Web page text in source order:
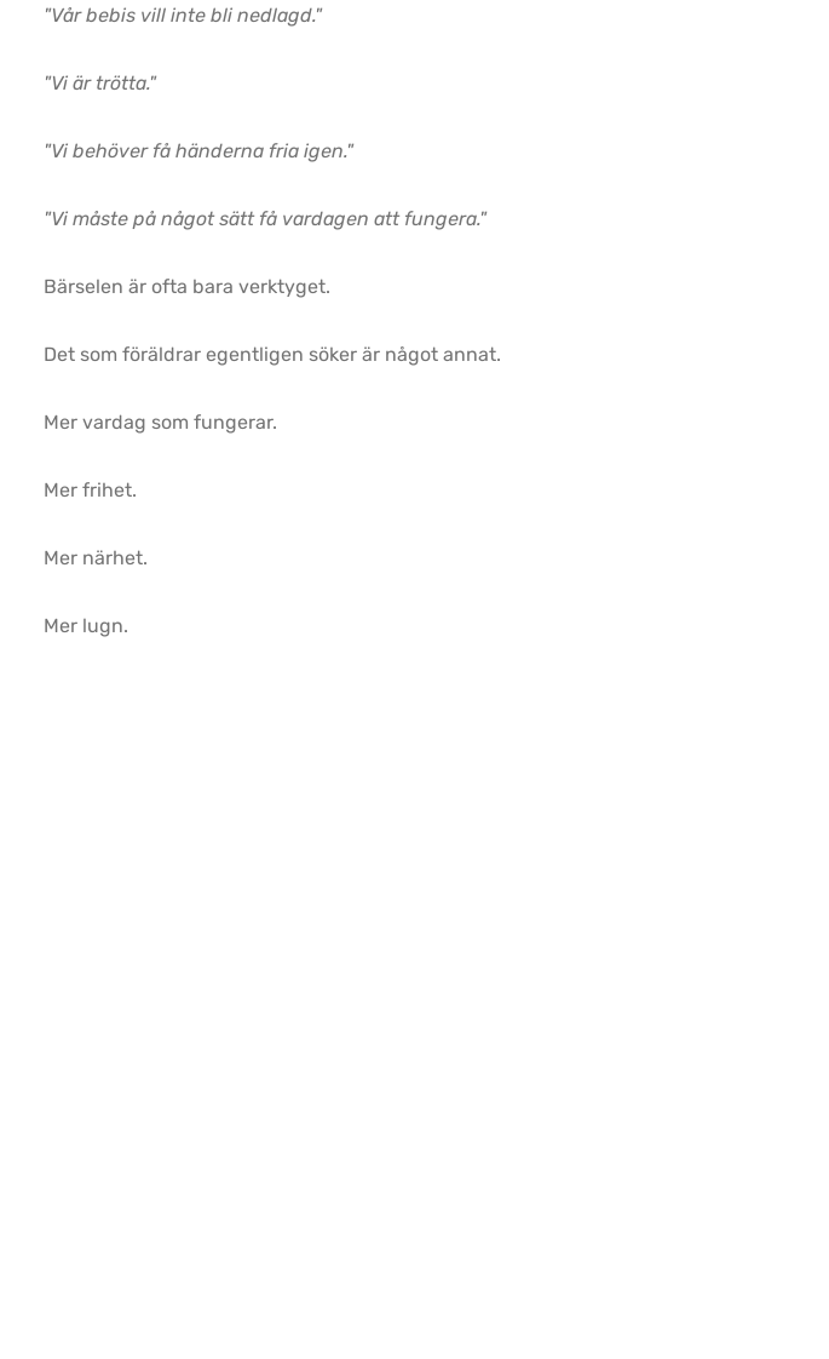
"Vår bebis vill inte bli nedlagd."
"Vi är trötta."
"Vi behöver få händerna fria igen."
"Vi måste på något sätt få vardagen att fungera."
Bärselen är ofta bara verktyget.
Det som föräldrar egentligen söker är något annat.
Mer vardag som fungerar.
Mer frihet.
Mer närhet.
Mer lugn.